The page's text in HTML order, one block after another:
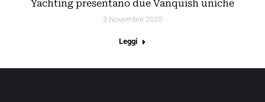
Yachting presentano due Vanquish uniche
3 Novembre 2025
Leggi